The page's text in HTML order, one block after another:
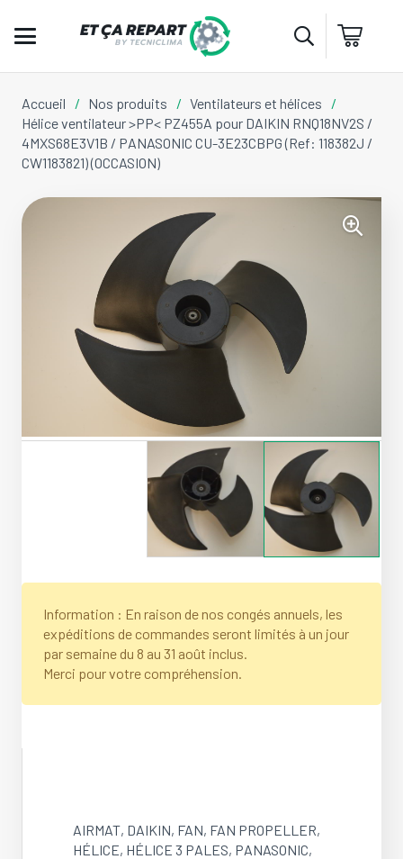
Accueil / Nos produits / Ventilateurs et hélices
/
Hélice ventilateur >PP< PZ455A pour DAIKIN RNQ18NV2S /
4MXS68E3V1B / PANASONIC CU-3E23CBPG (Ref: 118382J /
CW1183821) (OCCASION)
Information : En raison de nos congés annuels, les
expéditions de commandes seront limités à un jour
par semaine du 8 au 31 août inclus.
Merci pour votre compréhension.
AIRMAT, DAIKIN, FAN, FAN PROPELLER,
HÉLICE, HÉLICE 3 PALES, PANASONIC,